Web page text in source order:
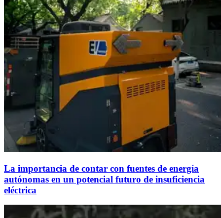
La importancia de contar con fuentes de energía
autónomas en un potencial futuro de insuficiencia
eléctrica